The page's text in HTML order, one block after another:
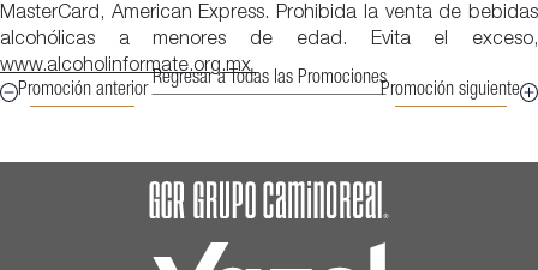
MasterCard, American Express. Prohibida la venta de bebidas
alcohólicas a menores de edad. Evita el exceso,
www.alcoholinformate.org.mx
Promoción anterior
Regresar a Todas las Promociones
Promoción siguiente